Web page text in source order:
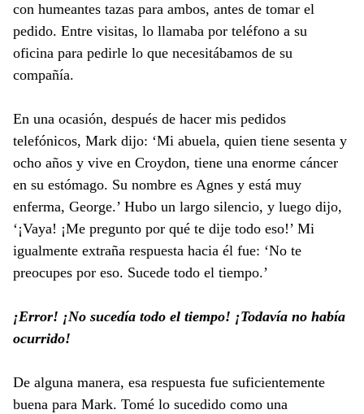
con humeantes tazas para ambos, antes de tomar el
pedido. Entre visitas, lo llamaba por teléfono a su
oficina para pedirle lo que necesitábamos de su
compañía.
En una ocasión, después de hacer mis pedidos
telefónicos, Mark dijo: ‘Mi abuela, quien tiene sesenta y
ocho años y vive en Croydon, tiene una enorme cáncer
en su estómago. Su nombre es Agnes y está muy
enferma, George.’ Hubo un largo silencio, y luego dijo,
‘¡Vaya! ¡Me pregunto por qué te dije todo eso!’ Mi
igualmente extraña respuesta hacia él fue: ‘No te
preocupes por eso. Sucede todo el tiempo.’
¡Error! ¡No sucedía todo el tiempo! ¡Todavía no había
ocurrido!
De alguna manera, esa respuesta fue suficientemente
buena para Mark. Tomé lo sucedido como una